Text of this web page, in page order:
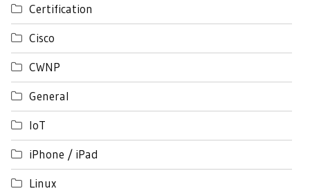
Certification
Cisco
CWNP
General
IoT
iPhone / iPad
Linux